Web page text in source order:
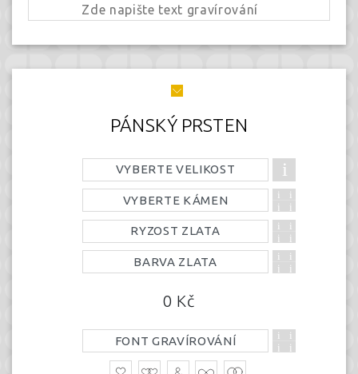
PÁNSKÝ PRSTEN
VYBERTE VELIKOST
VYBERTE KÁMEN
RYZOST ZLATA
BARVA ZLATA
0 Kč
FONT GRAVÍROVÁNÍ